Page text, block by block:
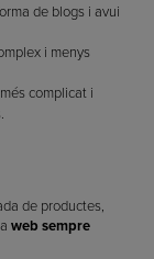
de blogs i avui
i menys
complicat i
de productes,
web sempre